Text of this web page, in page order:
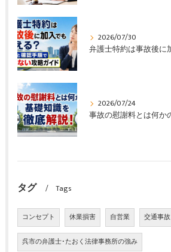
2026/07/30
2026/07/24
タグ Tags
コンセプト 休業損害 自営業 交通事故
呉市の弁護士･たおく法律事務所の強み